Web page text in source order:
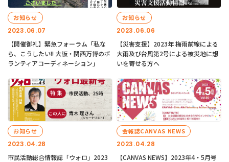
2023.06.07
お知らせ
【開催御礼】緊急フォーラム「私な
ら、こうしたい!! 大阪・関西万博のボ
ランティアコーディネーション」
2023.06.06
お知らせ
【災害支援】2023年 梅雨前線による
大雨及び台風第2号による被災地に想
いを寄せる方へ
2023.04.28
お知らせ
市民活動総合情報誌「ウォロ」2023
2023.04.28
会報誌CANVAS NEWS
【CANVAS NEWS】2023年4・5月号